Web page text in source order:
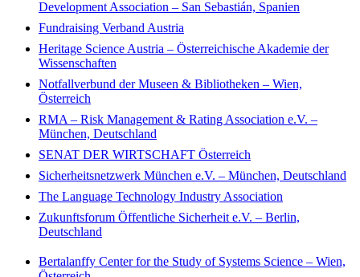
Development Association – San Sebastián, Spanien
Fundraising Verband Austria
Heritage Science Austria – Österreichische Akademie der
Wissenschaften
Notfallverbund der Museen & Bibliotheken – Wien,
Österreich
RMA – Risk Management & Rating Association e.V. –
München, Deutschland
SENAT DER WIRTSCHAFT Österreich
Sicherheitsnetzwerk München e.V. – München, Deutschland
The Language Technology Industry Association
Zukunftsforum Öffentliche Sicherheit e.V. – Berlin,
Deutschland
Bertalanffy Center for the Study of Systems Science – Wien,